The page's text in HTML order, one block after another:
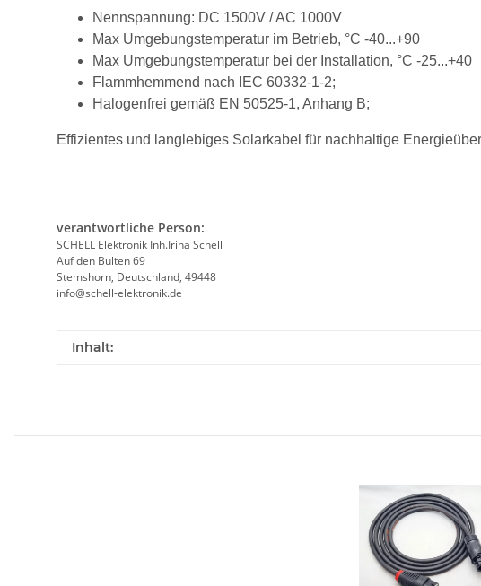
Nennspannung: DC 1500V / AC 1000V
Max Umgebungstemperatur im Betrieb, °С -40...+90
Max Umgebungstemperatur bei der Installation, °С -25...+40
Flammhemmend nach IEC 60332-1-2;
Halogenfrei gemäß EN 50525-1, Anhang B;
Effizientes und langlebiges Solarkabel für nachhaltige
verantwortliche Person:
SCHELL Elektronik Inh.Irina Schell
Auf den Bülten 69
Stemshorn, Deutschland, 49448
info@schell-elektronik.de
Inhalt: